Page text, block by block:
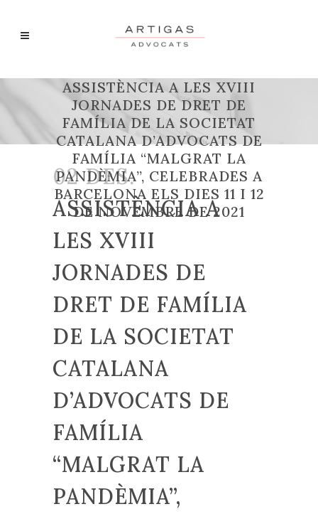
ASSISTÈNCIA A LES XVIII
JORNADES DE DRET DE
FAMÍLIA DE LA SOCIETAT
CATALANA D’ADVOCATS DE
FAMÍLIA “MALGRAT LA
PANDÈMIA”, CELEBRADES A
BARCELONA ELS DIES 11 I 12
DE NOVEMBRE DE 2021
02 DES.
ASSISTÈNCIA A
LES XVIII
JORNADES DE
DRET DE FAMÍLIA
DE LA SOCIETAT
CATALANA
D’ADVOCATS DE
FAMÍLIA
“MALGRAT LA
PANDÈMIA”,